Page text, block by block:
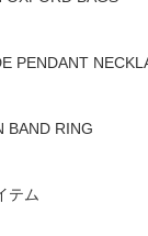
PENDANT
BAND RING
テム